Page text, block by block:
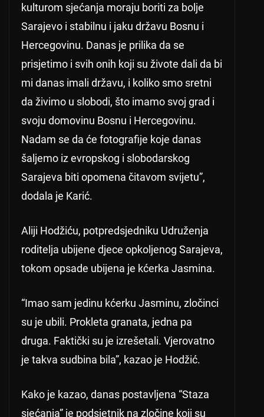
kulturom sjećanja moraju boriti za bolje
Sarajevo i stabilnu i jaku državu Bosnu i
Hercegovinu. Danas je prilika da se
prisjetimo i svih onih koji su živote dali da bi
mi danas imali državu, i koliko smo sretni
da živimo u slobodi, što imamo svoj grad i
svoju domovinu Bosnu i Hercegovinu.
Nadam se da će fotografije koje danas
šaljemo iz evropskog i slobodarskog
Sarajeva biti opomena čitavom svijetu”,
dodala je Karić.
Aliji Hodžiću, potpredsjedniku Udruženja
roditelja ubijene djece opkoljenog Sarajeva,
tokom opsade ubijena je kćerka Jasmina.
“Imao sam jedinu kćerku Jasminu, zločinci
su je ubili. Prokleta granata, jedna pa
druga. Faktički su je izrešetali. Vjerovatno
je takva sudbina bila”, kazao je Hodžić.
Kako je kazao, danas postavljena “Staza
sjećanja” je podsjetnik na zločine koji su